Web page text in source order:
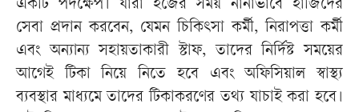
একটি পদক্ষেপ। যারা হজের সময় নানাভাবে হাজিদের
সেবা প্রদান করবেন, যেমন চিকিৎসা কর্মী, নিরাপত্তা কর্মী
এবং অন্যান্য সহায়তাকারী স্টাফ, তাদের নির্দিষ্ট সময়ের
আগেই টিকা নিয়ে নিতে হবে এবং অফিসিয়াল স্বাস্থ্য
ব্যবস্থার মাধ্যমে তাদের টিকাকরণের তথ্য যাচাই করা হবে।